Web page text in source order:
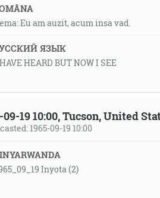
Eu am auzit, acum insa vad.
ЯЗЫК
HEARD BUT NOW I SEE
09-19 10:00, Tucson, United
1965-09-19 10:00
Inyota (2)